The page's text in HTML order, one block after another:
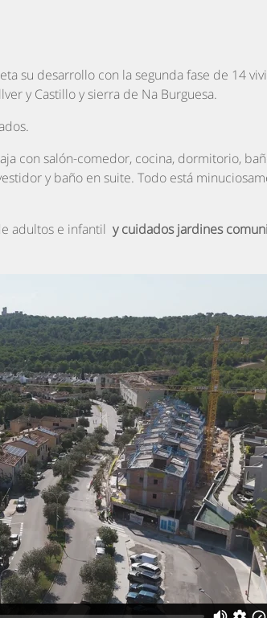
su desarrollo con la segunda fase de 14
y Castillo y sierra de Na Burguesa.
con salón-comedor, cocina, dormitorio,
y baño en suite. Todo está
adultos e infantil y cuidados jardines